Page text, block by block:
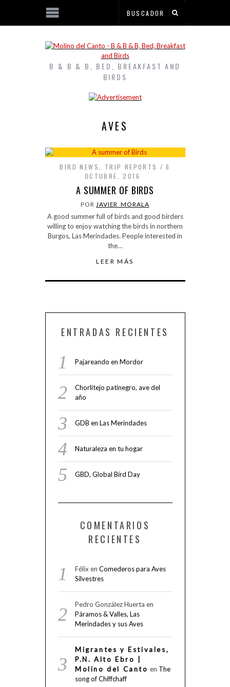
B & B & B, BED, BREAKFAST AND
BIRDS
AVES
BIRD NEWS TRIP REPORTS
6
OCTUBRE, 2016
A SUMMER OF BIRDS
POR JAVIER_MORALA
A good summer full of birds and good birders
willing to enjoy watching the birds in northern
Burgos, Las Merindades. People interested in
the…
LEER MÁS
ENTRADAS RECIENTES
Pajareando en Mordor
Chorlitejo patinegro, ave del
año
GDB en Las Merindades
Naturaleza en tu hogar
GBD, Global Bird Day
COMENTARIOS
RECIENTES
Félix en Comederos para Aves
Silvestres
Pedro González Huerta en
Páramos & Valles, Las
Merindades y sus Aves
Migrantes y Estivales,
P.N. Alto Ebro |
Molino del Canto en The
song of Chiffchaff